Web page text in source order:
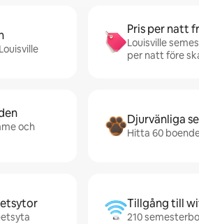
Pris per natt
Louisville
per natt före
och
Djurvänliga
Hitta 60
Tillgång till
210